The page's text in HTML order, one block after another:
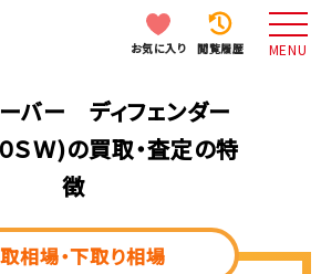
お気に入り 閲覧履歴 MENU
バー ディフェンダー
ＳＷ)の買取・査定の特
徴
相場・下取り相場